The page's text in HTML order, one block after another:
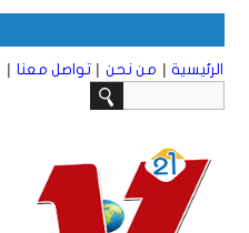
الرئيسية | من نحن | تواصل معنا |